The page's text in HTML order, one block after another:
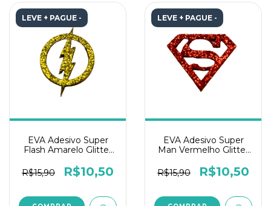
LEVE + PAGUE -
EVA Adesivo Super
Flash Amarelo Glitter
pet - 1PCT/50und
R$15,90 R$10,50
LEVE + PAGUE -
EVA Adesivo Super
Man Vermelho Glitter
pet - 1PCT/50und
R$15,90 R$10,50